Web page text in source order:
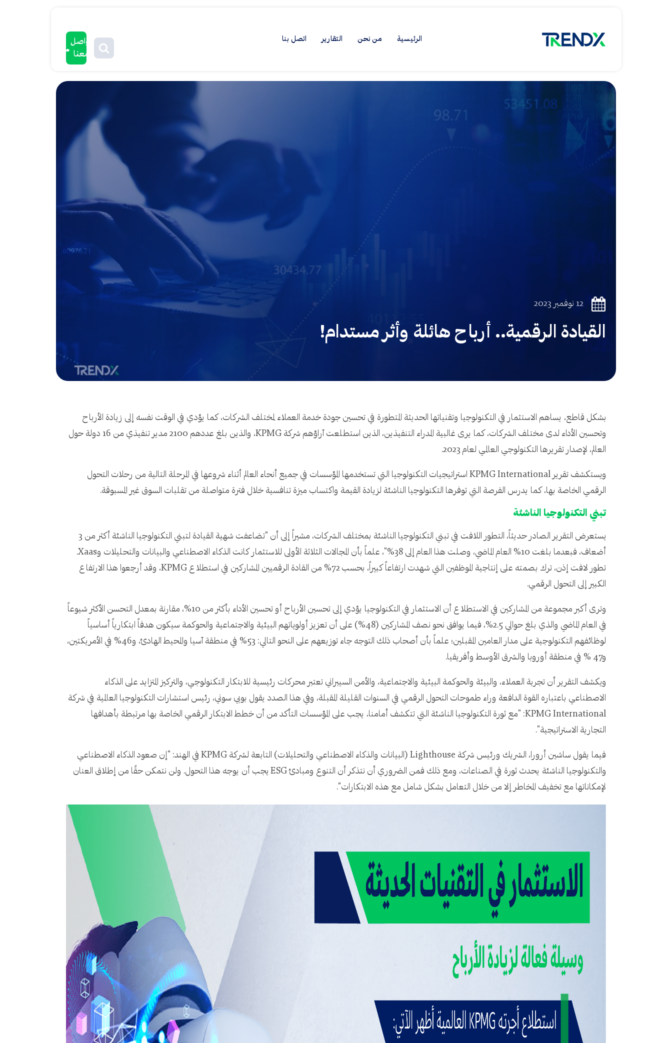
الرئيسية من نحن التقارير اتصل بنا
تواصل
معنا
12 نوفمبر 2023
القيادة الرقمية.. أرباح هائلة وأثر مستدام!
بشكل قاطع، يساهم الاستثمار في التكنولوجيا وتقنياتها الحديثة المتطورة في تحسين جودة خدمة العملاء لمختلف الشركات، كما يؤدي في الوقت نفسه إلى زيادة الأرباح
وتحسين الأداء لدى مختلف الشركات، كما يرى غالبية المدراء التنفيذين، الذين استطلعت آراؤهم شركة KPMG، والذين بلغ عددهم 2100 مدير تنفيذي من 16 دولة حول
العالم، لإصدار تقريرها التكنولوجي العالمي لعام 2023.
ويستكشف تقرير KPMG International استراتيجيات التكنولوجيا التي تستخدمها المؤسسات في جميع أنحاء العالم أثناء شروعها في المرحلة التالية من رحلات التحول
الرقمي الخاصة بها، كما يدرس الفرصة التي توفرها التكنولوجيا الناشئة لزيادة القيمة واكتساب ميزة تنافسية خلال فترة متواصلة من تقلبات السوق غير المسبوقة.
تبني التكنولوجيا الناشئة
يستعرض التقرير الصادر حديثاً، التطور اللافت في تبني التكنولوجيا الناشئة بمختلف الشركات، مشيراً إلى أن "تضاعفت شهية القيادة لتبني التكنولوجيا الناشئة أكثر من 3
أضعاف، فبعدما بلغت 10% العام الماضي، وصلت هذا العام إلى 38%"، علماً بأن المجالات الثلاثة الأولى للاستثمار كانت الذكاء الاصطناعي والبيانات والتحليلات وXaas.
تطور لافت إذن، ترك بصمته على إنتاجية الموظفين التي شهدت ارتفاعاً كبيراً، بحسب 72% من القادة الرقميين المشاركين في استطلاع KPMG، وقد أرجعوا هذا الارتفاع
الكبير إلى التحول الرقمي.
وترى أكبر مجموعة من المشاركين في الاستطلاع أن الاستثمار في التكنولوجيا يؤدي إلى تحسين الأرباح أو تحسين الأداء بأكثر من 10%، مقارنة بمعدل التحسن الأكثر شيوعاً
في العام الماضي والذي بلغ حوالي 2.5%، فيما يوافق نحو نصف المشاركين (48%) على أن تعزيز أولوياتهم البيئية والاجتماعية والحوكمة سيكون هدفاً ابتكارياً أساسياً
لوظائفهم التكنولوجية على مدار العامين المقبلين؛ علماً بأن أصحاب ذلك التوجه جاء توزيعهم على النحو التالي: 53% في منطقة آسيا والمحيط الهادئ، و46% في الأمريكتين،
و47 % في منطقة أوروبا والشرق الأوسط وأفريقيا.
ويكشف التقرير أن تجربة العملاء، والبيئة والحوكمة البيئية والاجتماعية، والأمن السيبراني تعتبر محركات رئيسية للابتكار التكنولوجي، والتركيز المتزايد على الذكاء
الاصطناعي باعتباره القوة الدافعة وراء طموحات التحول الرقمي في السنوات القليلة المقبلة، وفي هذا الصدد يقول بوبي سوني، رئيس استشارات التكنولوجيا العالمية في شركة
KPMG International: "مع ثورة التكنولوجيا الناشئة التي تتكشف أمامنا، يجب على المؤسسات التأكد من أن خطط الابتكار الرقمي الخاصة بها مرتبطة بأهدافها
التجارية الاستراتيجية".
فيما يقول ساشين أرورا، الشريك ورئيس شركة Lighthouse (البيانات والذكاء الاصطناعي والتحليلات) التابعة لشركة KPMG في الهند: "إن صعود الذكاء الاصطناعي
والتكنولوجيا الناشئة يحدث ثورة في الصناعات، ومع ذلك فمن الضروري أن نتذكر أن التنوع ومبادئ ESG يجب أن يوجه هذا التحول. ولن نتمكن حقًا من إطلاق العنان
لإمكاناتها مع تخفيف المخاطر إلا من خلال التعامل بشكل شامل مع هذه الابتكارات".